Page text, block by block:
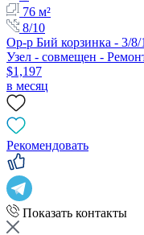
76 м²
8/10
Ор-р Бий корзинка - 3/
Узел - совмещен -
$1,197
в месяц
Рекомендовать
Показать контакты